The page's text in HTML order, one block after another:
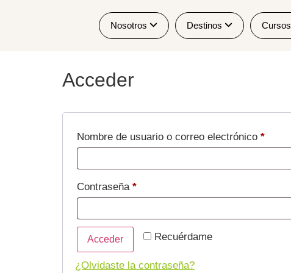
Nosotros Destinos Cursos
Acceder
Nombre de usuario o correo electrónico *
Contraseña *
Recuérdame
Acceder
¿Olvidaste la contraseña?